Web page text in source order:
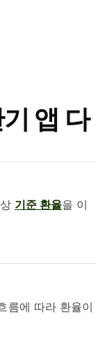
앱 다
기준 환율을 이
름에 따라 환율이